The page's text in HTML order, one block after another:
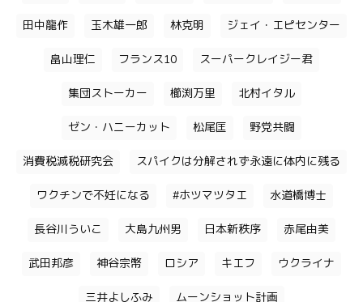
田中龍作 玉木雄一郎 林克明 ジェイ・エピセンター
畠山理仁 フランス10 スーパークレイジー君
集団ストーカー 櫛渕万里 北村イタル
ゼン・ハニーカット 松尾匡 野党共闘
消費税減税研究会 スパイクは分解されず永遠に体内に残る
ワクチンで不妊になる #ホツマツタエ 水道橋博士
長谷川ういこ 大島九州男 日本新秩序 赤尾由美
武田邦彦 神谷宗幣 ロシア キエフ ウクライナ
三井よしふみ ムーンショット計画